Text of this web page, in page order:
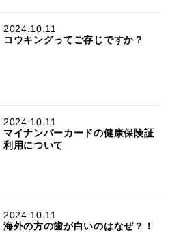
2024.10.11
コウキングってご存じですか？
2024.10.11
マイナンバーカードの健康保険証
利用について
2024.10.11
海外の方の歯が白いのはなぜ？！